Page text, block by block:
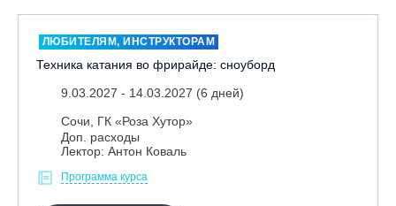
ЛЮБИТЕЛЯМ, ИНСТРУКТОРАМ
Техника катания во фрирайде: сноуборд
9.03.2027 - 14.03.2027 (6 дней)
Сочи, ГК «Роза Хутор»
Доп. расходы
Лектор: Антон Коваль
Программа курса